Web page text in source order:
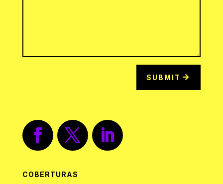
SUBMIT
COBERTURAS